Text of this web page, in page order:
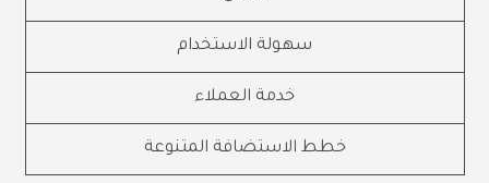
سهولة الاستخدام
خدمة العملاء
خطط الاستضافة المتنوعة